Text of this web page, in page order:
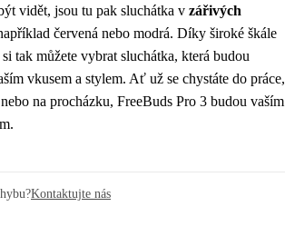
vidět, jsou tu pak sluchátka v zářivých
červená nebo modrá. Díky široké škále
tak můžete vybrat sluchátka, která budou
vkusem a stylem. Ať už se chystáte do práce,
na procházku, FreeBuds Pro 3 budou vaším
Kontaktujte nás